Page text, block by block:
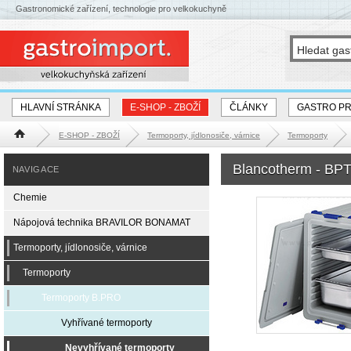
HLAVNÍ STRÁNKA E-SHOP - ZBOŽÍ ČLÁNKY GASTRO
Hlavní stránka E-SHOP - ZBOŽÍ Termoporty, jídlonosiče, várnice Termoporty
Blancotherm -
NAVIGACE
Chemie
Nápojová technika BRAVILOR BONAMAT
Termoporty, jídlonosiče, várnice
Termoporty
Termoporty B.PRO
Vyhřívané termoporty
Nevyhřívané termoporty
Gastronomické zařízení, technologie pro velkokuchyně